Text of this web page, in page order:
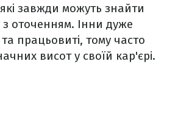
які завжди можуть знайти
з оточенням. Інни дуже
працьовиті, тому часто
висот у своїй кар'єрі.